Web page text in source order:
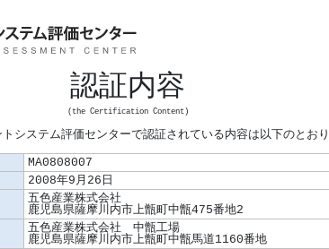
認証内容
(the Certification Content)
システム評価センターで認証されている内容は以下のとお
MA0808007
2008年9月26日
五色産業株式会社
鹿児島県薩摩川内市上甑町中甑475番地2
五色産業株式会社 中甑工場
鹿児島県薩摩川内市上甑町中甑馬道1160番地